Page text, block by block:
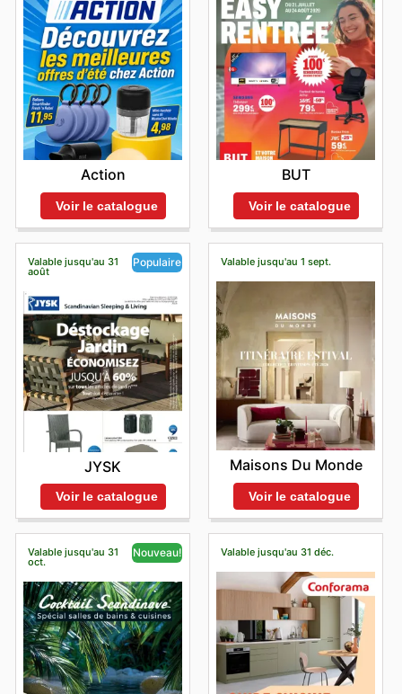
Action
Voir le catalogue
BUT
Voir le catalogue
Valable jusqu'au 31
août
Populaire
JYSK
Voir le catalogue
Valable jusqu'au 1 sept.
Maisons Du Monde
Voir le catalogue
Valable jusqu'au 31
oct.
Nouveau! Valable jusqu'au 31 déc.